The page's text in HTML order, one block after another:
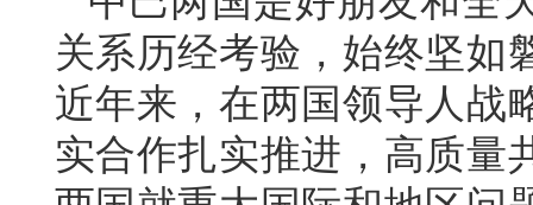
关系历经考验，始终坚如
近年来，在两国领导人战
实合作扎实推进，高质量